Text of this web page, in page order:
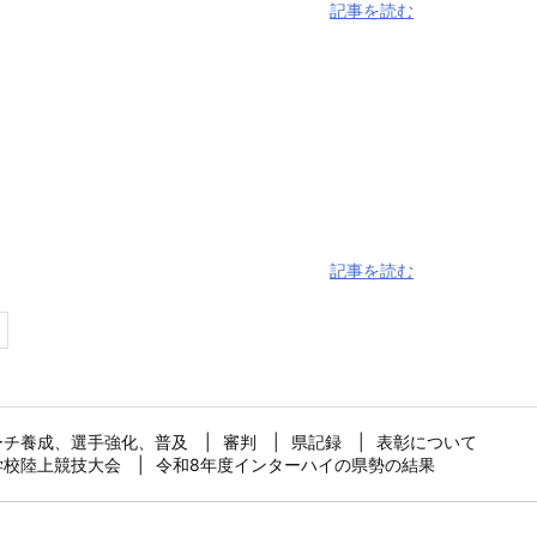
記事を読む
記事を読む
養成、選手強化、普及 審判 県記録
表彰について
陸上競技大会 令和8年度インターハイの県勢の結果